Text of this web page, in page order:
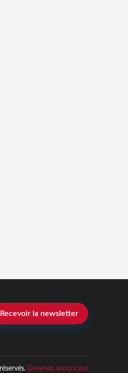
Recevoir la newsletter
Devenez annonceur